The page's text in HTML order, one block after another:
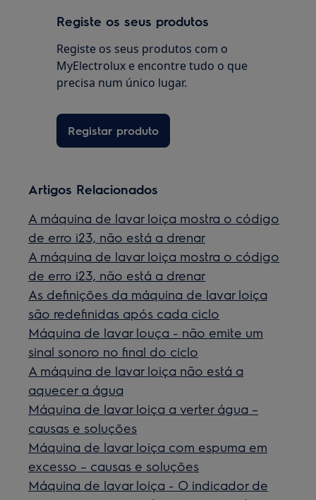
Registe os seus produtos
Registe os seus produtos com o
MyElectrolux e encontre tudo o que
precisa num único lugar.
Registar produto
Artigos Relacionados
A máquina de lavar loiça mostra o código
de erro i23, não está a drenar
A máquina de lavar loiça mostra o código
de erro i23, não está a drenar
As definições da máquina de lavar loiça
são redefinidas após cada ciclo
Máquina de lavar louça - não emite um
sinal sonoro no final do ciclo
A máquina de lavar loiça não está a
aquecer a água
Máquina de lavar loiça a verter água –
causas e soluções
Máquina de lavar loiça com espuma em
excesso – causas e soluções
Máquina de lavar loiça - O indicador de